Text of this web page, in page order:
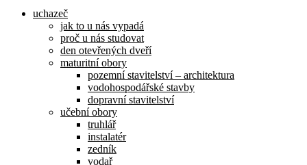
uchazeč
jak to u nás vypadá
proč u nás studovat
den otevřených dveří
maturitní obory
pozemní stavitelství – architektura
vodohospodářské stavby
dopravní stavitelství
učební obory
truhlář
instalatér
zedník
vodař